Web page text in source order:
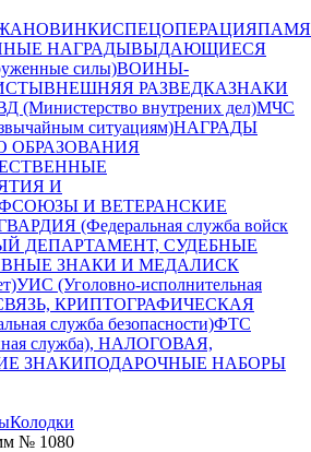
НОВИНКИСПЕЦОПЕРАЦИЯ
НАГРАДЫВЫДАЮЩИЕСЯ
силы)ВОИНЫ-
ВНЕШНЯЯ РАЗВЕДКАЗНАКИ
(Министерство внутрених дел)МЧС
ситуациям)НАГРАДЫ
ОБРАЗОВАНИЯ
И
И ВЕТЕРАНСКИЕ
(Федеральная служба войск
ДЕПАРТАМЕНТ, СУДЕБНЫЕ
ЗНАКИ И МЕДАЛИСК
УИС (Уголовно-исполнительная
КРИПТОГРАФИЧЕСКАЯ
служба безопасности)ФТС
служба), НАЛОГОВАЯ,
ЗНАКИПОДАРОЧНЫЕ НАБОРЫ
Колодки
№ 1080